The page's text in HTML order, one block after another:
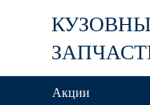
Акции